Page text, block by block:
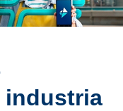
industria